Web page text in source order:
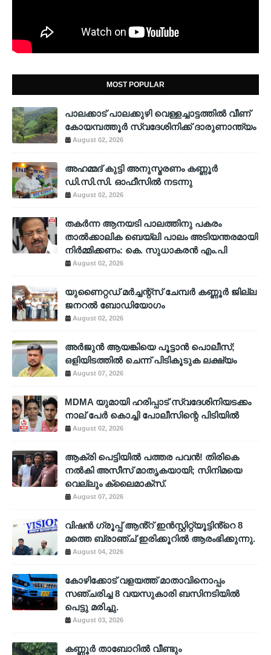
MOST POPULAR
പാലക്കാട് പാലക്കുഴി വെള്ളച്ചാട്ടത്തില്‍ വീണ്
കോയമ്പത്തൂര്‍ സ്വദേശിനിക്ക് ദാരുണാന്ത്യം
August 02, 2026
അഹമ്മദ് കുട്ടി അനുസ്മരണം കണ്ണൂർ
ഡി.സി.സി. ഓഫീസിൽ നടന്നു
August 02, 2026
തകർന്ന ആനയടി പാലത്തിനു പകരം
താൽക്കാലിക ബെയ്‌ലി പാലം അടിയന്തരമായി
നിർമ്മിക്കണം: കെ. സുധാകരൻ എം.പി
August 02, 2026
യുണൈറ്റഡ് മർച്ചന്റ്സ് ചേമ്പർ കണ്ണൂർ ജില്ല
ജനറൽ ബോഡിയോഗം
August 02, 2026
അര്‍ജുന്‍ ആയങ്കിയെ പൂട്ടാന്‍ പൊലീസ്;
ഒളിയിടത്തില്‍ ചെന്ന് പിടികൂടുക ലക്ഷ്യം
August 07, 2026
MDMA യുമായി ഹരിപ്പാട് സ്വദേശിനിയടക്കം
നാല് പേർ കൊച്ചി പോലീസിന്റെ പിടിയിൽ
August 02, 2026
ആക്രി പെട്ടിയിൽ പത്തര പവൻ! തിരികെ
നൽകി അസീസ് മാതൃകയായി; സിനിമയെ
വെല്ലും ക്ലൈമാക്സ്.
August 07, 2026
വിഷൻ ഗ്രൂപ്പ് ആൻ്റ് ഇൻസ്റ്റിറ്റ്യൂട്ടിൻ്റെ 8
മത്തെ ബ്രാഞ്ച് ഇരിക്കൂറിൽ ആരംഭിക്കുന്നു.
August 04, 2026
കോഴിക്കോട് വളയത്ത് മാതാവിനൊപ്പം
സഞ്ചരിച്ച 8 വയസുകാരി ബസിനടിയിൽ
പെട്ടു മരിച്ചു.
August 03, 2026
കണ്ണൂർ താബോറിൽ വീണ്ടും